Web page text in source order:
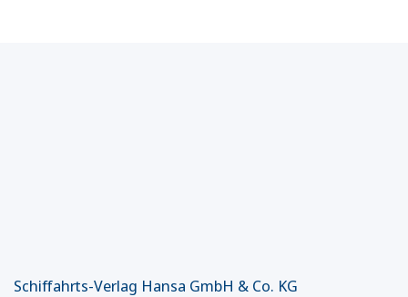
Schiffahrts-Verlag Hansa GmbH & Co. KG